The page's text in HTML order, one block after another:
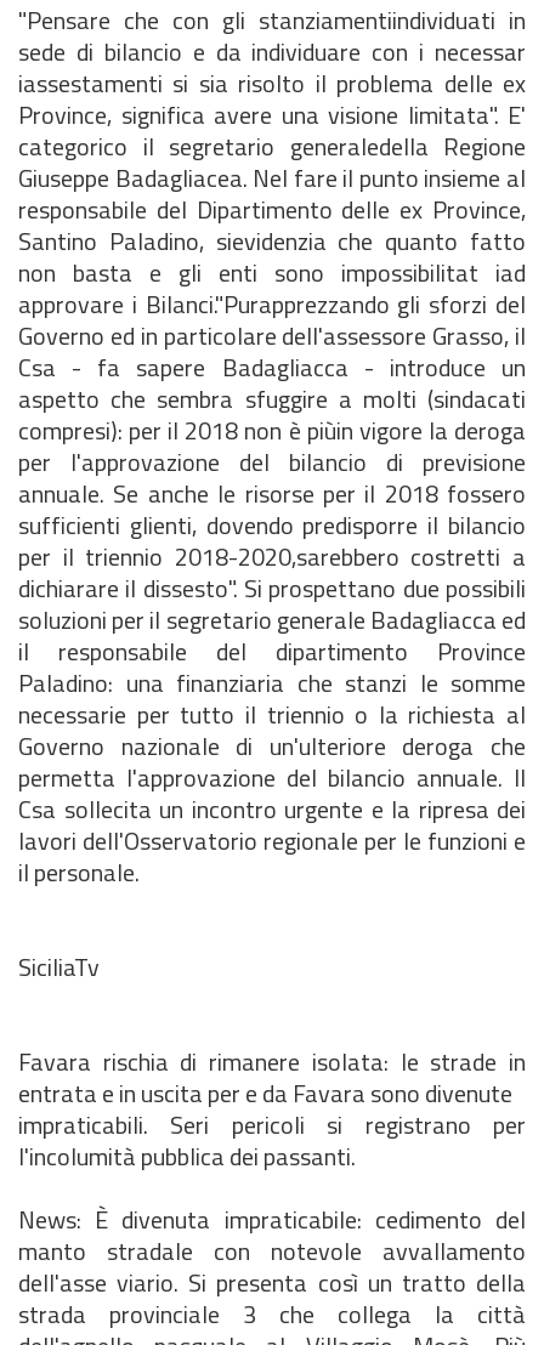
"Pensare che con gli stanziamentiindividuati in
sede di bilancio e da individuare con i necessar
iassestamenti si sia risolto il problema delle ex
Province, significa avere una visione limitata". E'
categorico il segretario generaledella Regione
Giuseppe Badagliacea. Nel fare il punto insieme al
responsabile del Dipartimento delle ex Province,
Santino Paladino, sievidenzia che quanto fatto
non basta e gli enti sono impossibilitat iad
approvare i Bilanci."Purapprezzando gli sforzi del
Governo ed in particolare dell'assessore Grasso, il
Csa - fa sapere Badagliacca - introduce un
aspetto che sembra sfuggire a molti (sindacati
compresi): per il 2018 non è piùin vigore la deroga
per l'approvazione del bilancio di previsione
annuale. Se anche le risorse per il 2018 fossero
sufficienti glienti, dovendo predisporre il bilancio
per il triennio 2018-2020,sarebbero costretti a
dichiarare il dissesto". Si prospettano due possibili
soluzioni per il segretario generale Badagliacca ed
il responsabile del dipartimento Province
Paladino: una finanziaria che stanzi le somme
necessarie per tutto il triennio o la richiesta al
Governo nazionale di un'ulteriore deroga che
permetta l'approvazione del bilancio annuale. Il
Csa sollecita un incontro urgente e la ripresa dei
lavori dell'Osservatorio regionale per le funzioni e
il personale.
SiciliaTv
Favara rischia di rimanere isolata: le strade in
entrata e in uscita per e da Favara sono divenute
impraticabili. Seri pericoli si registrano per
l'incolumità pubblica dei passanti.
News: È divenuta impraticabile: cedimento del
manto stradale con notevole avvallamento
dell'asse viario. Si presenta così un tratto della
strada provinciale 3 che collega la città